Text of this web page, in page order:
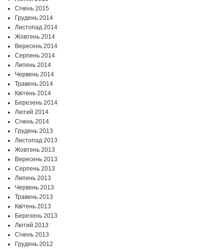
Січень 2015
Грудень 2014
Листопад 2014
Жовтень 2014
Вересень 2014
Серпень 2014
Липень 2014
Червень 2014
Травень 2014
Квітень 2014
Березень 2014
Лютий 2014
Січень 2014
Грудень 2013
Листопад 2013
Жовтень 2013
Вересень 2013
Серпень 2013
Липень 2013
Червень 2013
Травень 2013
Квітень 2013
Березень 2013
Лютий 2013
Січень 2013
Грудень 2012